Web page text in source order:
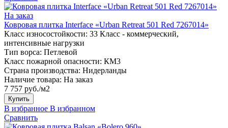
На заказ
Ковровая плитка Interface «Urban Retreat 501 Red 7267014»
Класс износостойкости: 33 Класс - коммерческий,
интенсивные нагрузки
Тип ворса: Петлевой
Класс пожарной опасности: КМ3
Страна производства: Нидерланды
Наличие товара: На заказ
7 757 руб./м2
Купить
В избранное В избранном
Сравнить